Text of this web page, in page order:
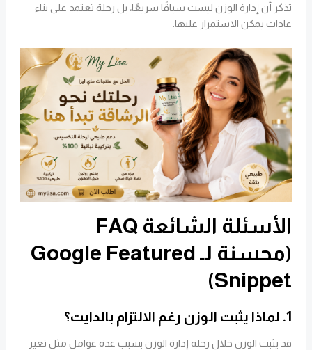
تذكر أن إدارة الوزن ليست سباقًا سريعًا، بل رحلة تعتمد على بناء
عادات يمكن الاستمرار عليها.
الأسئلة الشائعة FAQ
(محسنة لـ Google Featured
Snippet)
1. لماذا يثبت الوزن رغم الالتزام بالدايت؟
قد يثبت الوزن خلال رحلة إدارة الوزن بسبب عدة عوامل مثل تغير